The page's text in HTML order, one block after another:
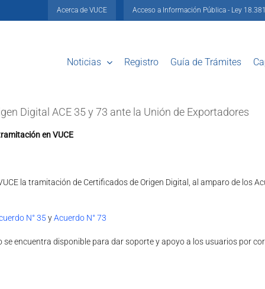
Acerca de VUCE Acceso a Información Pública - Ley
Noticias Registro Guía de Trámites
Digital ACE 35 y 73 ante la Unión de Exportadores
en VUCE
la tramitación de Certificados de Origen Digital, al amparo de los
N° 35 yAcuerdo N° 73
encuentra disponible para dar soporte y apoyo a los usuarios por